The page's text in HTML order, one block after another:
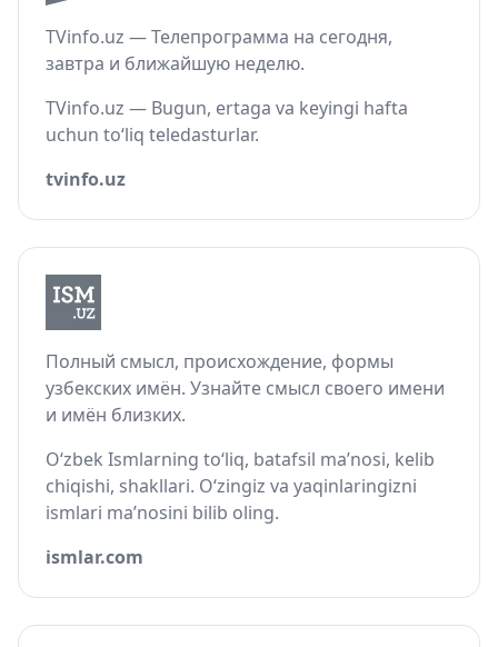
TVinfo.uz — Телепрограмма на сегодня,
завтра и ближайшую неделю.
TVinfo.uz — Bugun, ertaga va keyingi hafta
uchun to‘liq teledasturlar.
tvinfo.uz
Полный смысл, происхождение, формы
узбекских имён. Узнайте смысл своего имени
и имён близких.
O‘zbek Ismlarning to‘liq, batafsil ma’nosi, kelib
chiqishi, shakllari. O‘zingiz va yaqinlaringizni
ismlari ma’nosini bilib oling.
ismlar.com